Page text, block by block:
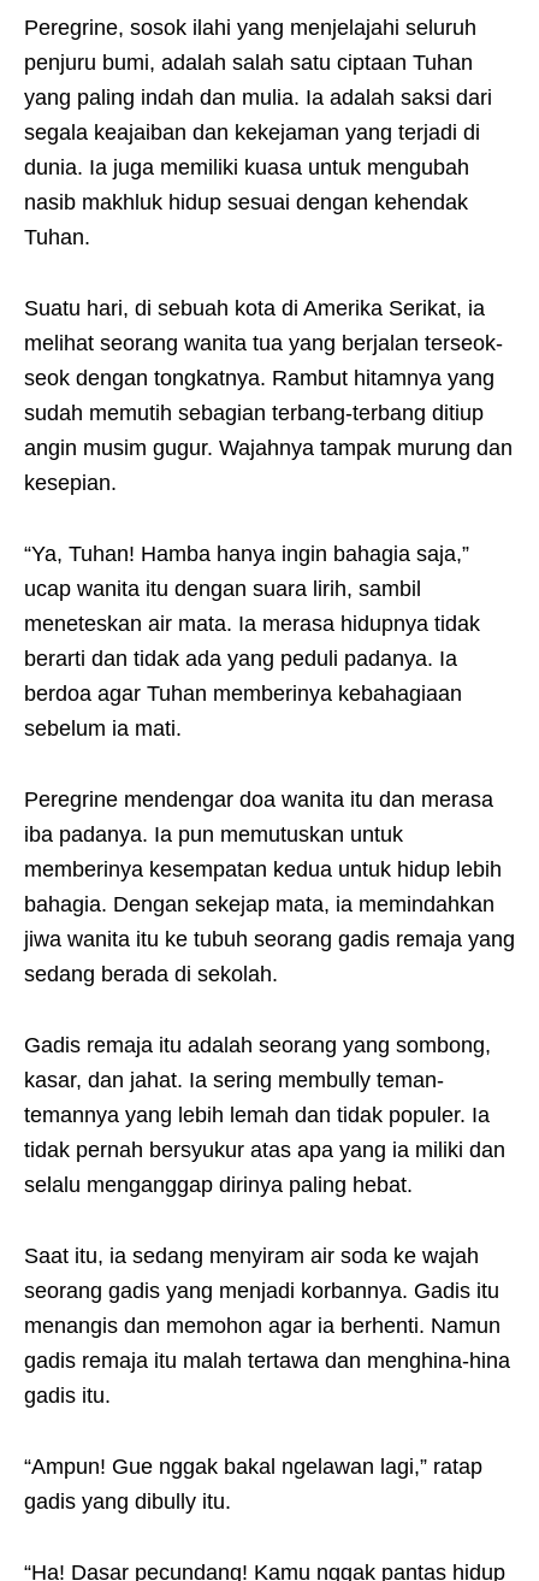
Peregrine, sosok ilahi yang menjelajahi seluruh
penjuru bumi, adalah salah satu ciptaan Tuhan
yang paling indah dan mulia. Ia adalah saksi dari
segala keajaiban dan kekejaman yang terjadi di
dunia. Ia juga memiliki kuasa untuk mengubah
nasib makhluk hidup sesuai dengan kehendak
Tuhan.
Suatu hari, di sebuah kota di Amerika Serikat, ia
melihat seorang wanita tua yang berjalan terseok-
seok dengan tongkatnya. Rambut hitamnya yang
sudah memutih sebagian terbang-terbang ditiup
angin musim gugur. Wajahnya tampak murung dan
kesepian.
“Ya, Tuhan! Hamba hanya ingin bahagia saja,”
ucap wanita itu dengan suara lirih, sambil
meneteskan air mata. Ia merasa hidupnya tidak
berarti dan tidak ada yang peduli padanya. Ia
berdoa agar Tuhan memberinya kebahagiaan
sebelum ia mati.
Peregrine mendengar doa wanita itu dan merasa
iba padanya. Ia pun memutuskan untuk
memberinya kesempatan kedua untuk hidup lebih
bahagia. Dengan sekejap mata, ia memindahkan
jiwa wanita itu ke tubuh seorang gadis remaja yang
sedang berada di sekolah.
Gadis remaja itu adalah seorang yang sombong,
kasar, dan jahat. Ia sering membully teman-
temannya yang lebih lemah dan tidak populer. Ia
tidak pernah bersyukur atas apa yang ia miliki dan
selalu menganggap dirinya paling hebat.
Saat itu, ia sedang menyiram air soda ke wajah
seorang gadis yang menjadi korbannya. Gadis itu
menangis dan memohon agar ia berhenti. Namun
gadis remaja itu malah tertawa dan menghina-hina
gadis itu.
“Ampun! Gue nggak bakal ngelawan lagi,” ratap
gadis yang dibully itu.
“Ha! Dasar pecundang! Kamu nggak pantas hidup